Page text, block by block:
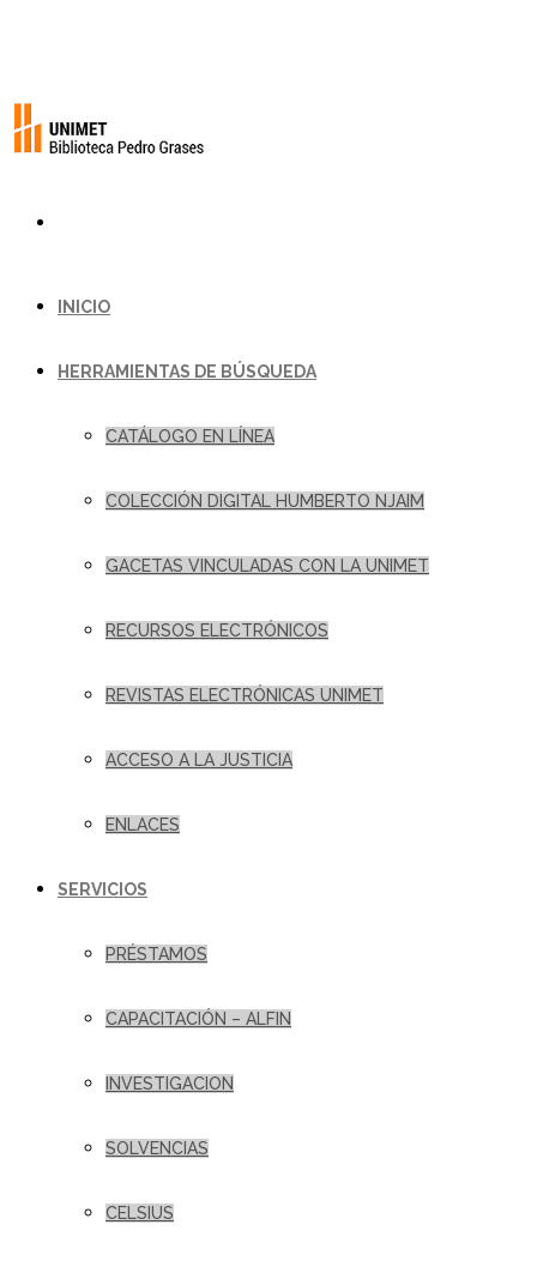
INICIO
HERRAMIENTAS DE BÚSQUEDA
CATÁLOGO EN LÍNEA
COLECCIÓN DIGITAL HUMBERTO NJAIM
GACETAS VINCULADAS CON LA UNIMET
RECURSOS ELECTRÓNICOS
REVISTAS ELECTRÓNICAS UNIMET
ACCESO A LA JUSTICIA
ENLACES
SERVICIOS
PRÉSTAMOS
CAPACITACIÓN – ALFIN
INVESTIGACION
SOLVENCIAS
CELSIUS